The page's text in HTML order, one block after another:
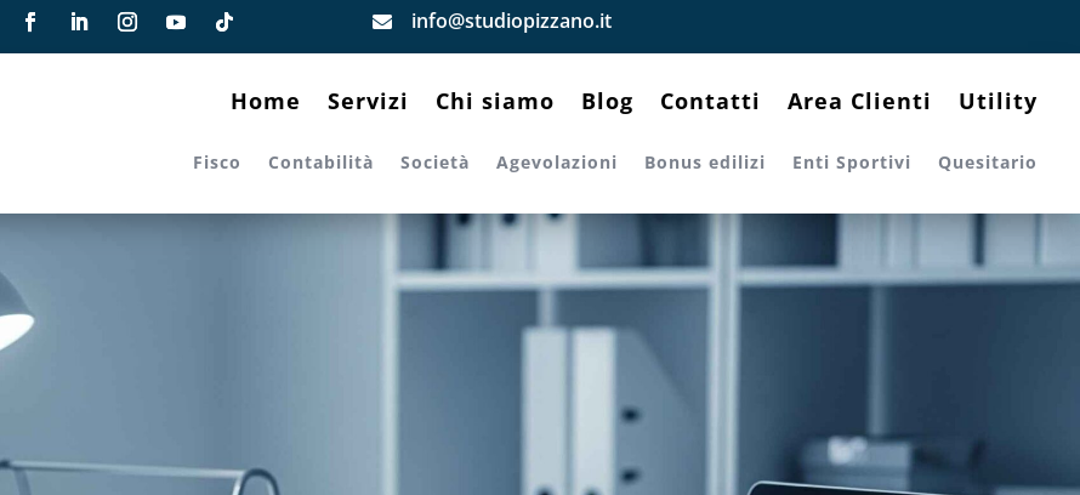
 info@studiopizzano.it
Home Servizi Chi siamo Blog Contatti Area Clienti Utility
Fisco Contabilità Società Agevolazioni Bonus edilizi Enti Sportivi Quesitario